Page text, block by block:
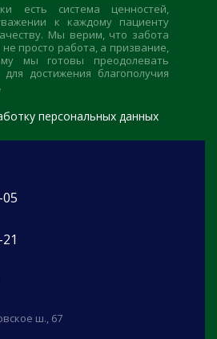
есть система ценностей,
к каждому пациенту
Мы верим, что забота
просто работа, а призвание,
мы готовы преодолевать
достижения благополучия
персональных данных
ш., 67